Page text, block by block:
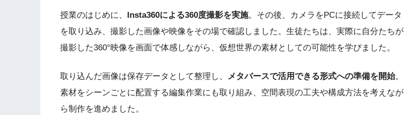
授業のはじめに、 Insta360による360度撮影を実施。その後、カメラをPCに接続してデータ
を取り込み、撮影した画像や映像をその場で確認しました。生徒たちは、実際に自分たちが
撮影した360°映像を画面で体感しながら、仮想世界の素材としての可能性を学びました。
取り込んだ画像は保存データとして整理し、 メタバースで活用できる形式への準備を開始。
素材をシーンごとに配置する編集作業にも取り組み、空間表現の工夫や構成方法を考えなが
ら制作を進めました。